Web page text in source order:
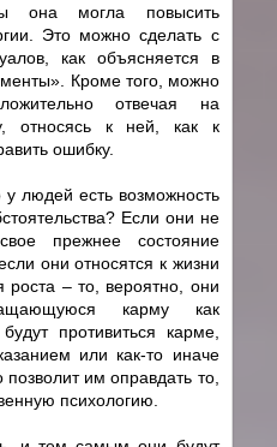
она могла повысить
Это можно сделать с
как объясняется в
Кроме того, можно
отвечая на
относясь к ней, как к
ошибку.
людей есть возможность
Если они не
прежнее состояние
они относятся к жизни
роста – то, вероятно, они
карму как
противиться карме,
или как-то иначе
позволит им оправдать то,
психологию.